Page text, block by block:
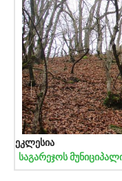
ეკლესია
საგარეჯოს